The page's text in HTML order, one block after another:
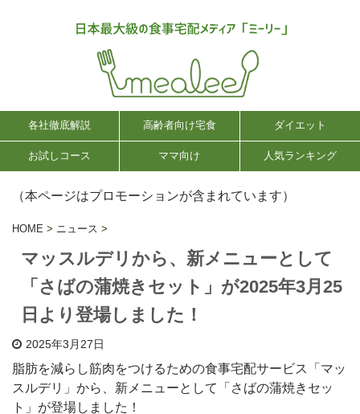
各社徹底解説 高齢者向け宅食 ダイエット
お試しコース ママ向け 人気ランキング
（本ページはプロモーションが含まれています）
HOME > ニュース >
マッスルデリから、新メニューとして
「さばの蒲焼きセット」が2025年3月25
日より登場しました！
2025年3月27日
脂肪を減らし筋肉をつけるための食事宅配サービス「マッ
スルデリ」から、新メニューとして「さばの蒲焼きセッ
ト」が登場しました！